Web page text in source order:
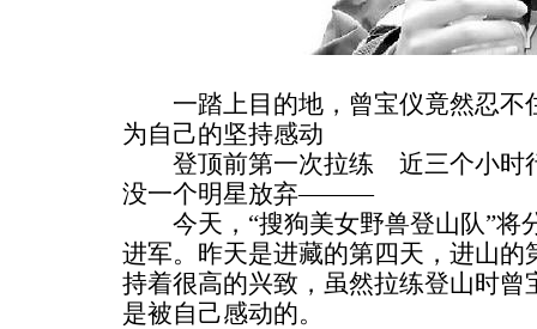
一踏上目的地，曾宝仪竟然忍不
为自己的坚持感动
登顶前第一次拉练 近三个小时
没一个明星放弃———
今天，“搜狗美女野兽登山队”将
进军。昨天是进藏的第四天，进山的
持着很高的兴致，虽然拉练登山时曾
是被自己感动的。